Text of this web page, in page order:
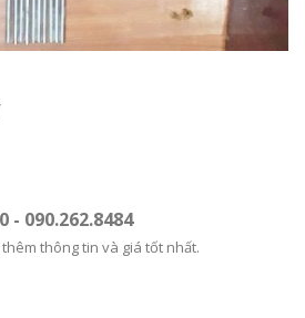
- 090.262.8484
thông tin và giá tốt nhất.